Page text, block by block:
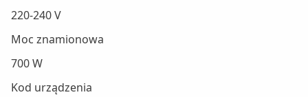
220-240 V
Moc znamionowa
700 W
Kod urządzenia